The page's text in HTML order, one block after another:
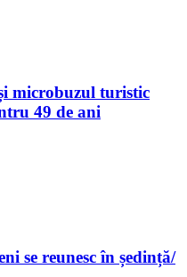
microbuzul turistic
49 de ani
se reunesc în ședință/